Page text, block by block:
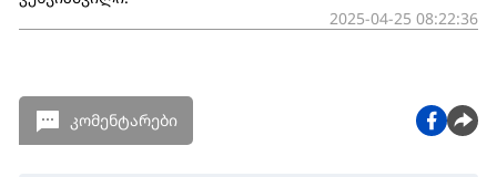
2025-04-25 08:22:36
კომენტარები